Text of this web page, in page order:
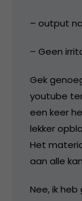
– output
– Geen
Gek
youtube
een keer
lekker
Het
aan alle
Nee, ik